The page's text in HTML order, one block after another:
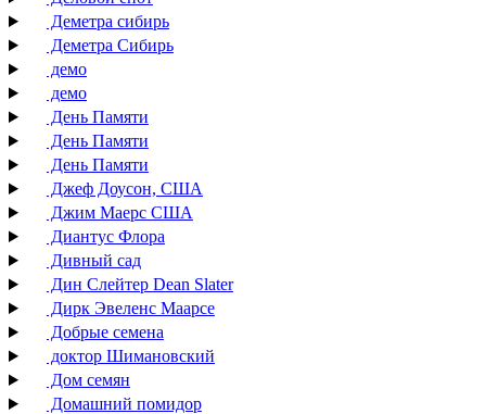
Деметра сибирь
Деметра Сибирь
демо
демо
День Памяти
День Памяти
День Памяти
Джеф Доусон, США
Джим Маерс США
Диантус Флора
Дивный сад
Дин Слейтер Dean Slater
Дирк Эвеленс Маарсе
Добрые семена
доктор Шимановский
Дом семян
Домашний помидор